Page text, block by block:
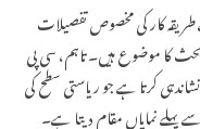
کار کی مخصوص تفصیلات
کا موضوع ہیں۔ تاہم، سی پی
کرتا ہے جو ریاستی سطح کی
نمایاں مقام دیتا ہے۔